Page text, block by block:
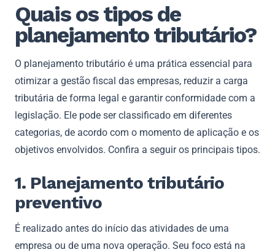
Quais os tipos de
planejamento tributário?
O planejamento tributário é uma prática essencial para
otimizar a gestão fiscal das empresas, reduzir a carga
tributária de forma legal e garantir conformidade com a
legislação. Ele pode ser classificado em diferentes
categorias, de acordo com o momento de aplicação e os
objetivos envolvidos. Confira a seguir os principais tipos.
1. Planejamento tributário
preventivo
É realizado antes do início das atividades de uma
empresa ou de uma nova operação. Seu foco está na